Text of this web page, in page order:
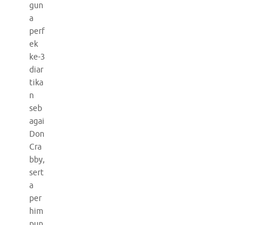
gun
a
perf
ek
ke-3
diar
tika
n
seb
agai
Don
Cra
bby,
sert
a
per
him